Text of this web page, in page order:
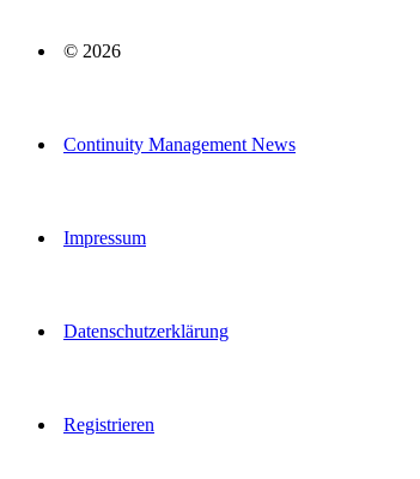
© 2026
Continuity Management News
Impressum
Datenschutzerklärung
Registrieren